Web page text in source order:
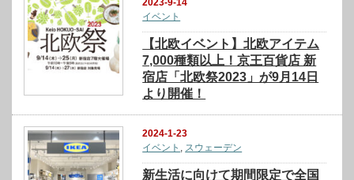
2023-9-14
イベント
【北欧イベント】北欧アイテム
7,000種類以上！京王百貨店 新
宿店「北欧祭2023」が9月14日
より開催！
2024-1-23
イベント , スウェーデン
新生活に向けて期間限定で全国